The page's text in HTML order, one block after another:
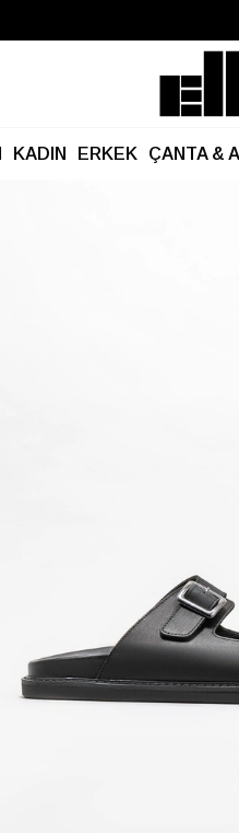
Kargo
KADIN ERKEK ÇANTA &